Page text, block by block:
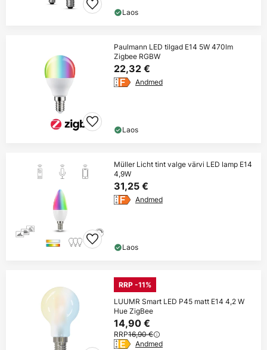
Laos
Paulmann LED tilgad E14 5W 470lm
Zigbee RGBW
22,32 €
Andmed
Laos
Müller Licht tint valge värvi LED lamp E14
4,9W
31,25 €
Andmed
Laos
RRP -11%
LUUMR Smart LED P45 matt E14 4,2 W
Hue ZigBee
14,90 €
RRP16,90 €
Andmed